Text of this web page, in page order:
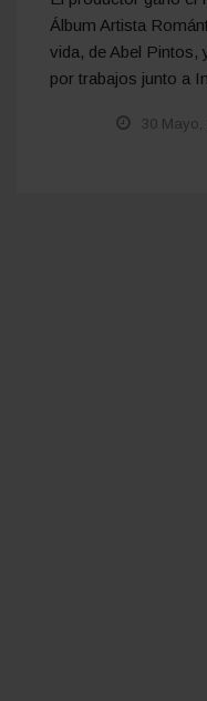
Álbum Artista
vida, de Abel Pintos,
por trabajos junto a
30 Mayo,